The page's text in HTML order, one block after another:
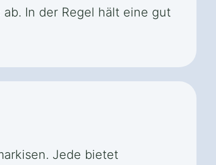
In der Regel hält eine gut
Jede bietet